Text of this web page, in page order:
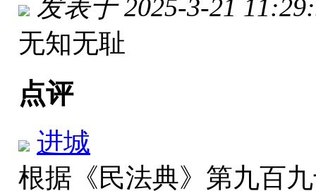
发表于 2025-3-21
无知无耻
点评
进城
根据《民法典》第九百